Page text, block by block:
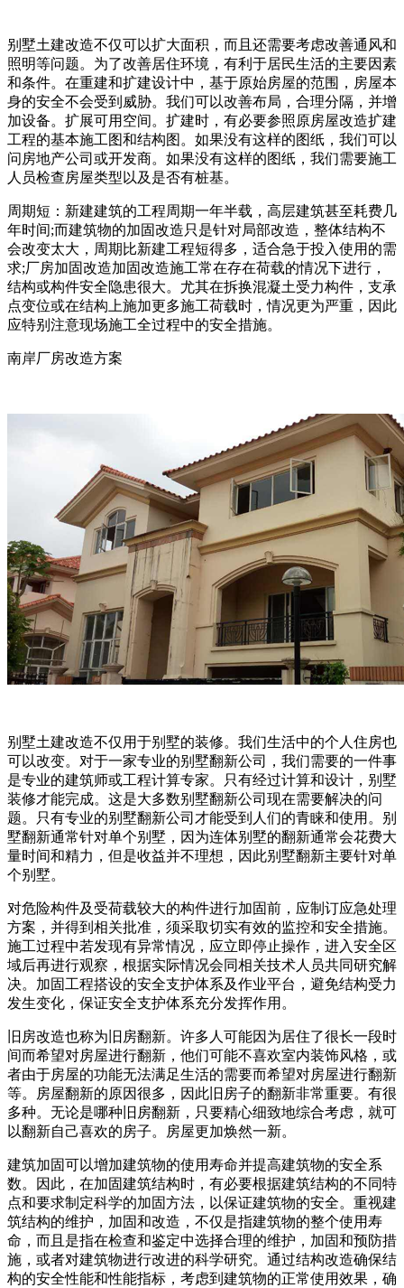
别墅土建改造不仅可以扩大面积，而且还需要考虑改善通风和
照明等问题。为了改善居住环境，有利于居民生活的主要因素
和条件。在重建和扩建设计中，基于原始房屋的范围，房屋本
身的安全不会受到威胁。我们可以改善布局，合理分隔，并增
加设备。扩展可用空间。扩建时，有必要参照原房屋改造扩建
工程的基本施工图和结构图。如果没有这样的图纸，我们可以
问房地产公司或开发商。如果没有这样的图纸，我们需要施工
人员检查房屋类型以及是否有桩基。
周期短：新建建筑的工程周期一年半载，高层建筑甚至耗费几
年时间;而建筑物的加固改造只是针对局部改造，整体结构不
会改变太大，周期比新建工程短得多，适合急于投入使用的需
求;厂房加固改造加固改造施工常在存在荷载的情况下进行，
结构或构件安全隐患很大。尤其在拆换混凝土受力构件，支承
点变位或在结构上施加更多施工荷载时，情况更为严重，因此
应特别注意现场施工全过程中的安全措施。
南岸厂房改造方案
别墅土建改造不仅用于别墅的装修。我们生活中的个人住房也
可以改变。对于一家专业的别墅翻新公司，我们需要的一件事
是专业的建筑师或工程计算专家。只有经过计算和设计，别墅
装修才能完成。这是大多数别墅翻新公司现在需要解决的问
题。只有专业的别墅翻新公司才能受到人们的青睐和使用。别
墅翻新通常针对单个别墅，因为连体别墅的翻新通常会花费大
量时间和精力，但是收益并不理想，因此别墅翻新主要针对单
个别墅。
对危险构件及受荷载较大的构件进行加固前，应制订应急处理
方案，并得到相关批准，须采取切实有效的监控和安全措施。
施工过程中若发现有异常情况，应立即停止操作，进入安全区
域后再进行观察，根据实际情况会同相关技术人员共同研究解
决。加固工程搭设的安全支护体系及作业平台，避免结构受力
发生变化，保证安全支护体系充分发挥作用。
旧房改造也称为旧房翻新。许多人可能因为居住了很长一段时
间而希望对房屋进行翻新，他们可能不喜欢室内装饰风格，或
者由于房屋的功能无法满足生活的需要而希望对房屋进行翻新
等。房屋翻新的原因很多，因此旧房子的翻新非常重要。有很
多种。无论是哪种旧房翻新，只要精心细致地综合考虑，就可
以翻新自己喜欢的房子。房屋更加焕然一新。
建筑加固可以增加建筑物的使用寿命并提高建筑物的安全系
数。因此，在加固建筑结构时，有必要根据建筑结构的不同特
点和要求制定科学的加固方法，以保证建筑物的安全。重视建
筑结构的维护，加固和改造，不仅是指建筑物的整个使用寿
命，而且是指在检查和鉴定中选择合理的维护，加固和预防措
施，或者对建筑物进行改进的科学研究。通过结构改造确保结
构的安全性能和性能指标，考虑到建筑物的正常使用效果，确